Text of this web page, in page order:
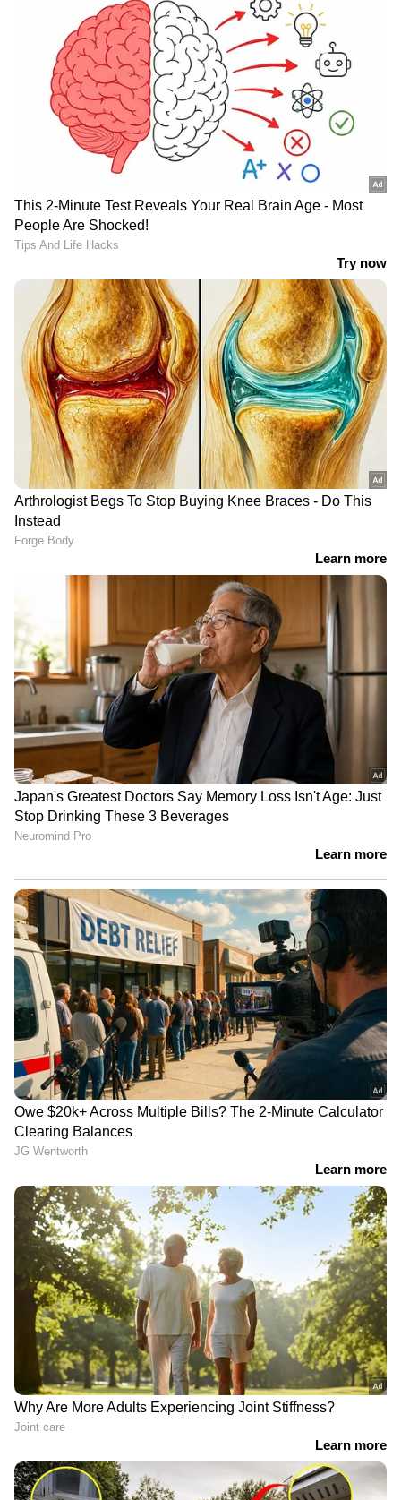
ഇന്ത്യ മുഴുവൻ വൈറലായ
സൈനികന്‍റെ
പ്രണയാഭ്യർത്ഥന, കടുത്ത
നടപടി നേരിടാൻ
പോകുന്നതായി റിപ്പോർട്ട്;
സൈനിക ചട്ടങ്ങളുടെ
ലംഘനമെന്ന് ചർച്ച
വെന്തുമരിച്ചത് 21 പേർ,
അടിമുടി അനധികൃതം;
ദില്ലിയിൽ ഹോട്ടലിന്
തീപിടിച്ചുണ്ടായ
അപകടത്തിൽ ഹോട്ടലുടമ
അറസ്റ്റിൽ
LATEST VIDEOS
ജലനിരപ്പ് കുറഞ്ഞെങ്കിലും ദുരിതം
ഒഴിയാതെ കുട്ടനാട്ടുകാര്‍; വെള്ളം
ഇറങ്ങാൻ ഇനിയും സമയമെടുക്കും
വിശദമായി | 08 August 2026